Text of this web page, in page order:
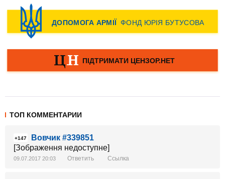
ТОП КОММЕНТАРИИ
+147
Вовчик #339851
[Зображення недоступне]
09.07.2017 20:03 Ответить Ссылка